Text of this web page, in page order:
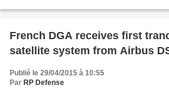
French DGA receives first
satellite system from Airbus
Publié le 29/04/2015 à 10:55
Par RP Defense